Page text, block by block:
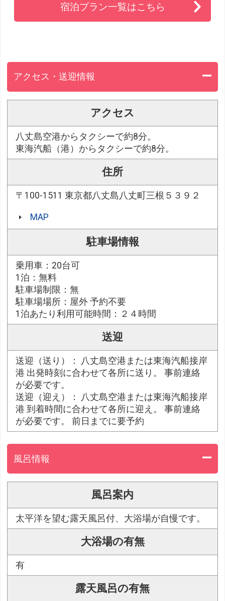
宿泊プラン一覧はこちら
アクセス・送迎情報
アクセス
八丈島空港からタクシーで約8分。
東海汽船（港）からタクシーで約8分。
住所
〒100-1511 東京都八丈島八丈町三根５３９２
MAP
駐車場情報
乗用車：20台可
1泊：無料
駐車場制限：無
駐車場場所：屋外 予約不要
1泊あたり利用可能時間：２４時間
送迎
送迎（送り）： 八丈島空港または東海汽船接岸
港 出発時刻に合わせて各所に送り。 事前連絡
が必要です。
送迎（迎え）： 八丈島空港または東海汽船接岸
港 到着時間に合わせて各所に迎え。 事前連絡
が必要です。 前日までに要予約
風呂情報
風呂案内
太平洋を望む露天風呂付、大浴場が自慢です。
大浴場の有無
有
露天風呂の有無